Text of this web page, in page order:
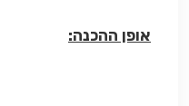
אופן ההכנה: